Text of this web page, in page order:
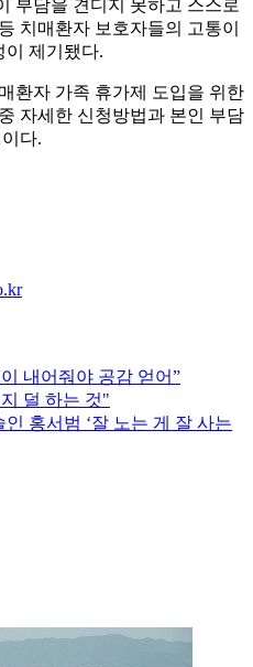
부담을 견디지 못하고 스스로
치매환자 보호자들의 고통이
이 제기됐다.
환자 가족 휴가제 도입을 위한
자세한 신청방법과 본인 부담
다.
내어줘야 공감 얻어”
덜 하는 것"
홍서범 ‘잘 노는 게 잘 사는